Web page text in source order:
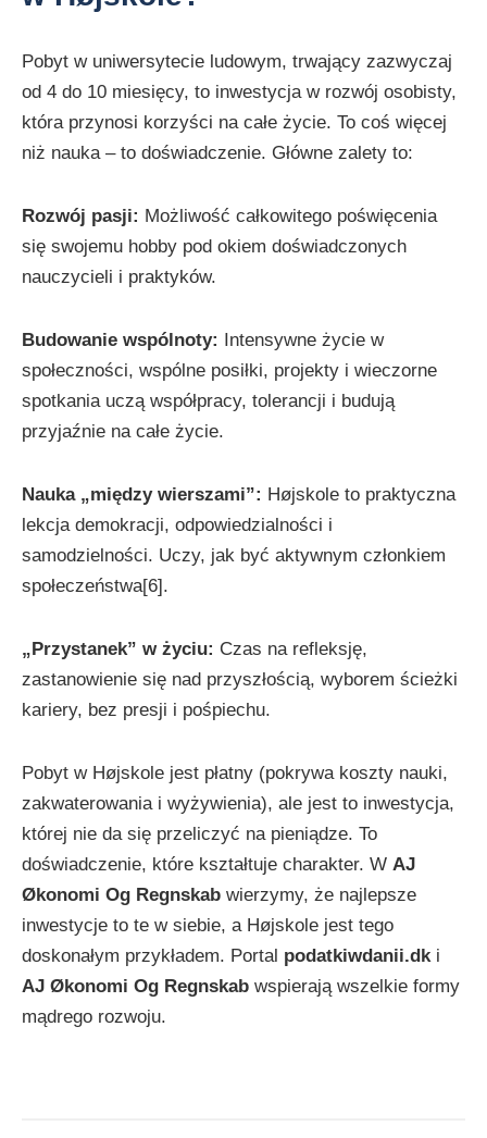
Pobyt w uniwersytecie ludowym, trwający zazwyczaj
od 4 do 10 miesięcy, to inwestycja w rozwój osobisty,
która przynosi korzyści na całe życie. To coś więcej
niż nauka – to doświadczenie. Główne zalety to:
Rozwój pasji: Możliwość całkowitego poświęcenia
się swojemu hobby pod okiem doświadczonych
nauczycieli i praktyków.
Budowanie wspólnoty: Intensywne życie w
społeczności, wspólne posiłki, projekty i wieczorne
spotkania uczą współpracy, tolerancji i budują
przyjaźnie na całe życie.
Nauka „między wierszami”: Højskole to praktyczna
lekcja demokracji, odpowiedzialności i
samodzielności. Uczy, jak być aktywnym członkiem
społeczeństwa[6].
„Przystanek” w życiu: Czas na refleksję,
zastanowienie się nad przyszłością, wyborem ścieżki
kariery, bez presji i pośpiechu.
Pobyt w Højskole jest płatny (pokrywa koszty nauki,
zakwaterowania i wyżywienia), ale jest to inwestycja,
której nie da się przeliczyć na pieniądze. To
doświadczenie, które kształtuje charakter. W AJ
Økonomi Og Regnskab wierzymy, że najlepsze
inwestycje to te w siebie, a Højskole jest tego
doskonałym przykładem. Portal podatkiwdanii.dk i
AJ Økonomi Og Regnskab wspierają wszelkie formy
mądrego rozwoju.